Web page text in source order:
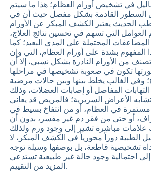
في تشخيص أورام العظام؛ هذا ما سيتم
السطور القادمة بشكل مفصل حيث أن في
الحديث يعتبر الكشف المبكر عن الأورام
التي تسهم في تحسين نتائج العلاج،
المضاعفات المحتملة على المدى البعيد؛ كما
المفهوم بشدة على أورام العظام، التي وإن
من الأورام النادرة بشكل نسبي، إلا أن
تكون في صعوبة تشخيصها في مراحلها
وفي الغالب يخلط بينها وبين حالات مرضية
المفاصل أو إصابات العضلات، وذلك
الأعراض السريرية؛ فالمريض قد يعاني
مستمرة في العظام، أو من انتفاخ بسيط في
أو حتى من فقر دم غير مفسر، بدون أن
علامات مباشرة تشير إلى وجود ورم ولذلك
الطبية دوراً محورياً في الكشف المبكر، لا
أداة تشخيصية قاطعة، بل بوصفها وسيلة توجه
احتمالية وجود حالة غير طبيعية تستدعي
المزيد من التقييم.